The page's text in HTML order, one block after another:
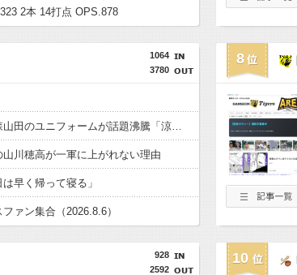
2本 14打点 OPS.878
1064
3780
【高校野球】青森山田のユニフォームが話題沸騰「涼しそう」「熱中症対策では」「Tシャツみたい」
川穂高が一軍に上がれない理由
早く帰って寝る」
ファン集合（2026.8.6）
8
928
2592
10